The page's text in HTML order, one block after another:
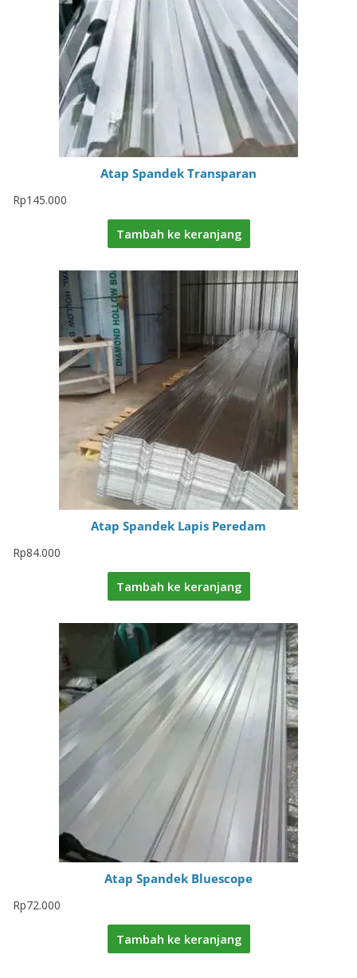
Atap Spandek Transparan
Rp145.000
Tambah ke keranjang
Atap Spandek Lapis Peredam
Rp84.000
Tambah ke keranjang
Atap Spandek Bluescope
Rp72.000
Tambah ke keranjang